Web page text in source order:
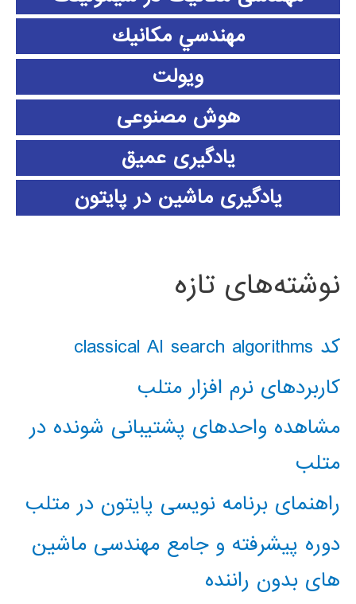
مهندسي مكانيك
ویولت
هوش مصنوعی
یادگیری عمیق
یادگیری ماشین در پایتون
نوشته‌های تازه
کد classical AI search algorithms
کاربردهای نرم افزار متلب
مشاهده واحدهای پشتیبانی شونده در
متلب
راهنمای برنامه نویسی پایتون در متلب
دوره پیشرفته و جامع مهندسی ماشین
های بدون راننده